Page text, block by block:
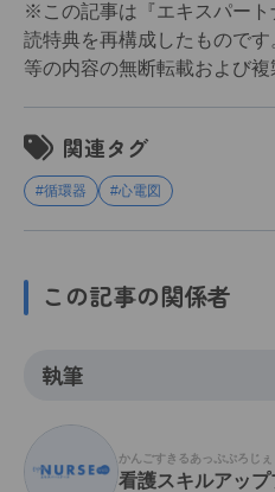
※この記事は『エキスパー
読特典を再構成したもので
等の内容の無断転載および複
関連タグ
#循環器 #心電図
この記事の関係者
執筆
かんごすきるあっぷぷろじぇ
看護スキルアップ